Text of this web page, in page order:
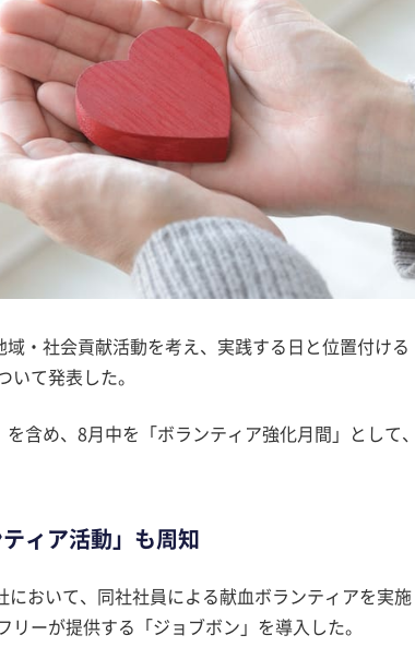
・社会貢献活動を考え、実践する日と位置付ける
て発表した。
含め、8月中を「ボランティア強化月間」として
ィア活動」も周知
おいて、同社社員による献血ボランティアを実
ーが提供する「ジョブボン」を導入した。